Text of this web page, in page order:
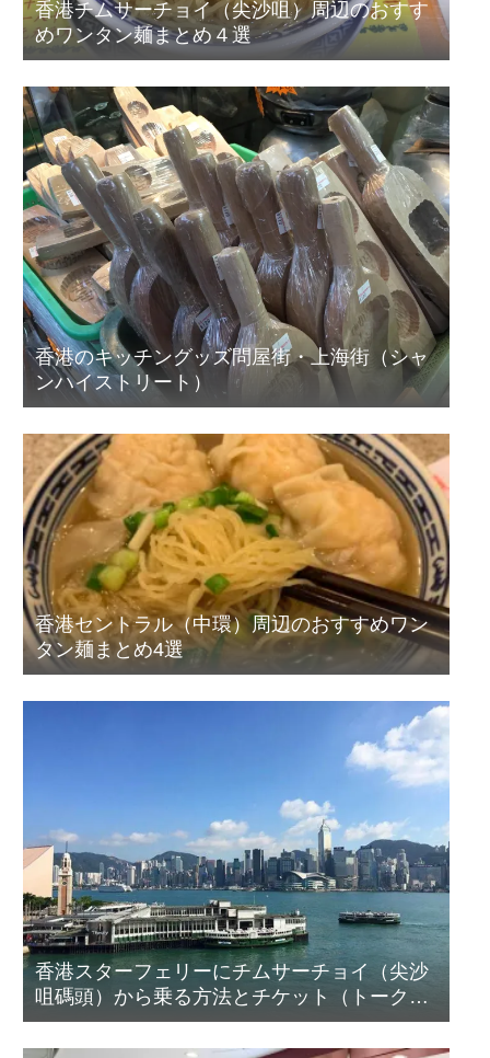
香港チムサーチョイ（尖沙咀）周辺のおすす
めワンタン麺まとめ４選
香港のキッチングッズ問屋街・上海街（シャ
ンハイストリート）
香港セントラル（中環）周辺のおすすめワン
タン麺まとめ4選
香港スターフェリーにチムサーチョイ（尖沙
咀碼頭）から乗る方法とチケット（トーク
ン）の買い方